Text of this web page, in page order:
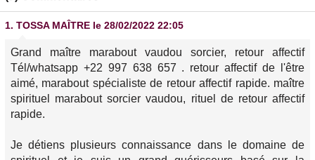
1. TOSSA MAÎTRE le 28/02/2022 22:05
Grand maître marabout vaudou sorcier, retour affectif
Tél/whatsapp +22 997 638 657 . retour affectif de l'être
aimé, marabout spécialiste de retour affectif rapide. maître
spirituel marabout sorcier vaudou, rituel de retour affectif
rapide.
Je détiens plusieurs connaissance dans le domaine de